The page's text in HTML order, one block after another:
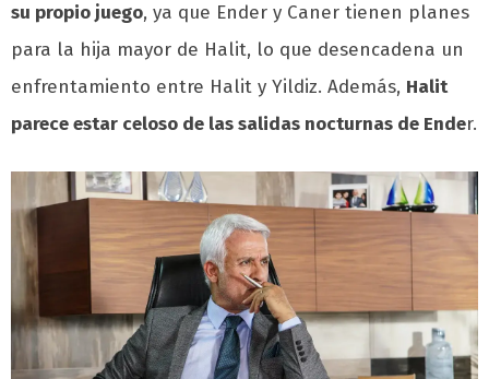
su propio juego, ya que Ender y Caner tienen planes
para la hija mayor de Halit, lo que desencadena un
enfrentamiento entre Halit y Yildiz. Además, Halit
parece estar celoso de las salidas nocturnas de Ender.